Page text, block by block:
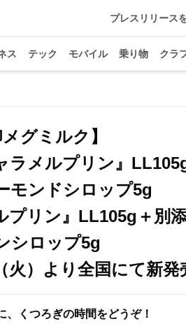
プレスリリース
ス テック モバイル 乗り物 クラ
メグミルク】
ラメルプリン』
モンドシロップ5g
プリン』LL105g＋
シロップ5g
火）より全国にて新発